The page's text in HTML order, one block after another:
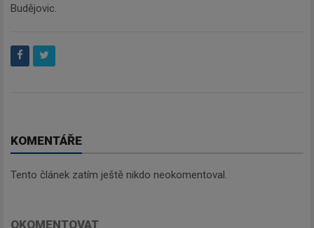
Budějovic.
KOMENTÁŘE
Tento článek zatím ještě nikdo neokomentoval.
OKOMENTOVAT